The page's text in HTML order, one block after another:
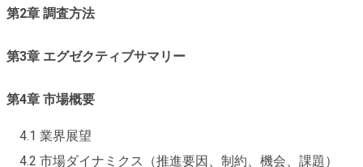
第2章 調査方法
第3章 エグゼクティブサマリー
第4章 市場概要
4.1 業界展望
4.2 市場ダイナミクス（推進要因、制約、機会、課題）